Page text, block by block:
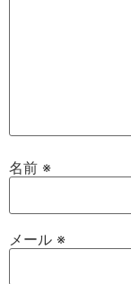
名前 ※
メール ※